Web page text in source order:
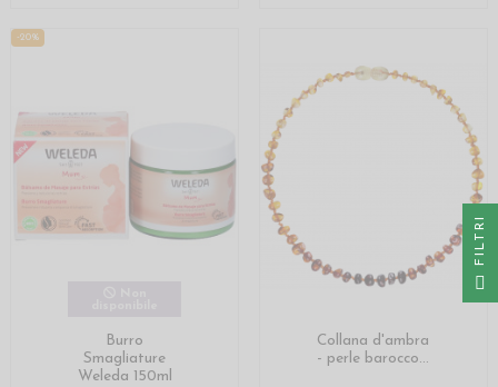
-20%
Burro
Smagliature
Weleda 150ml
Collana d'ambra
- perle barocco...
I